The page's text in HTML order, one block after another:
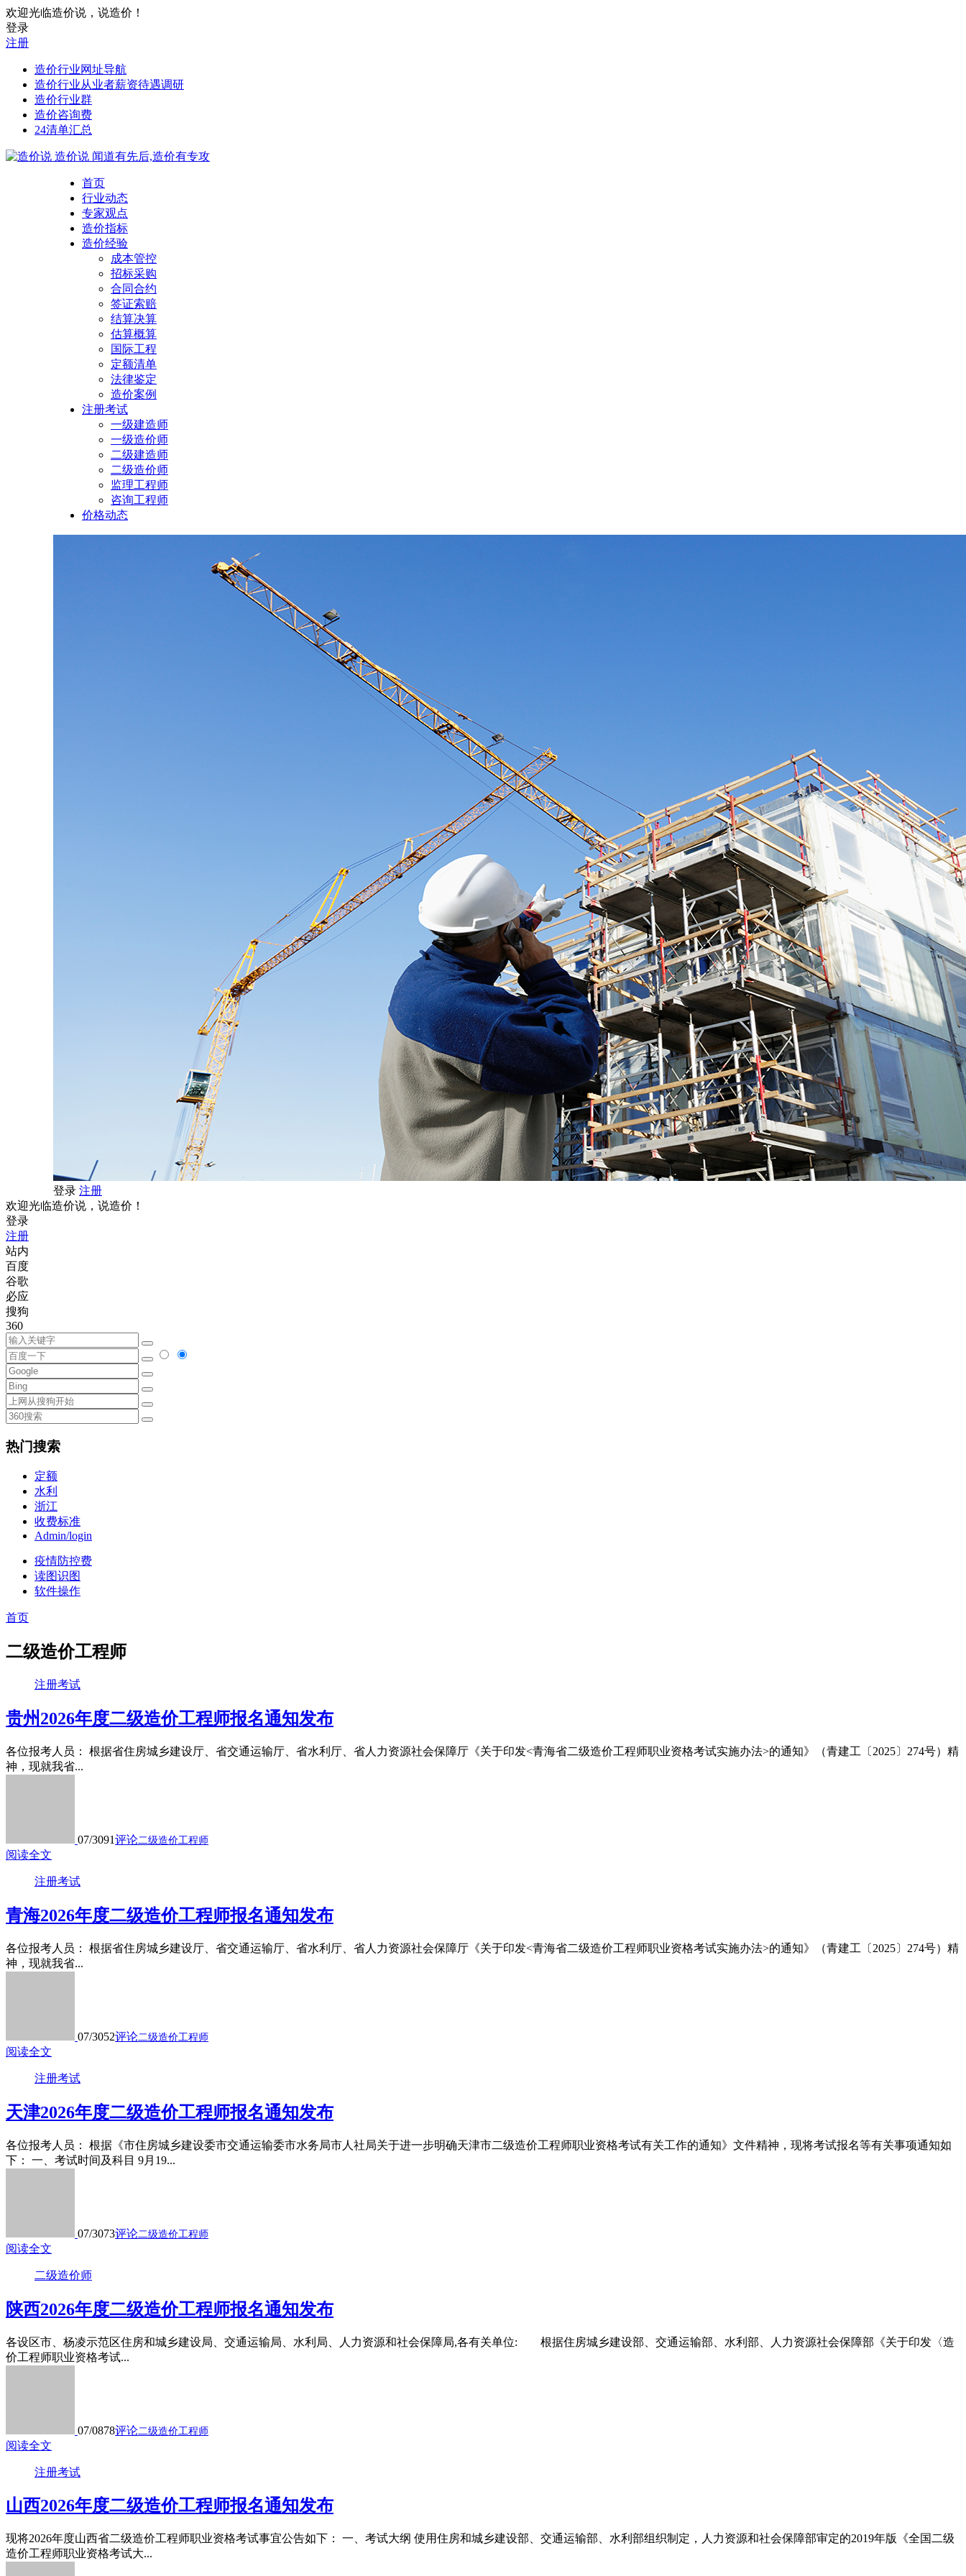
欢迎光临造价说，说造价！
登录
注册
造价行业网址导航
造价行业从业者薪资待遇调研
造价行业群
造价咨询费
24清单汇总
造价说 闻道有先后,造价有专攻
首页
行业动态
专家观点
造价指标
造价经验
成本管控
招标采购
合同合约
签证索赔
结算决算
估算概算
国际工程
定额清单
法律鉴定
造价案例
注册考试
一级建造师
一级造价师
二级建造师
二级造价师
监理工程师
咨询工程师
价格动态
登录 注册
欢迎光临造价说，说造价！
登录
注册
站内
百度
谷歌
必应
搜狗
360
热门搜索
定额
水利
浙江
收费标准
Admin/login
疫情防控费
读图识图
软件操作
首页
二级造价工程师
注册考试
贵州2026年度二级造价工程师报名通知发布
各位报考人员： 根据省住房城乡建设厅、省交通运输厅、省水利厅、省人力资源社会保障厅《关于印发<青海省二级造价工程师职业资格考试实施办法>的通知》（青建工〔2025〕274号）精
神，现就我省...
07/3091评论二级造价工程师
阅读全文
注册考试
青海2026年度二级造价工程师报名通知发布
各位报考人员： 根据省住房城乡建设厅、省交通运输厅、省水利厅、省人力资源社会保障厅《关于印发<青海省二级造价工程师职业资格考试实施办法>的通知》（青建工〔2025〕274号）精
神，现就我省...
07/3052评论二级造价工程师
阅读全文
注册考试
天津2026年度二级造价工程师报名通知发布
各位报考人员： 根据《市住房城乡建设委市交通运输委市水务局市人社局关于进一步明确天津市二级造价工程师职业资格考试有关工作的通知》文件精神，现将考试报名等有关事项通知如
下： 一、考试时间及科目 9月19...
07/3073评论二级造价工程师
阅读全文
二级造价师
陕西2026年度二级造价工程师报名通知发布
各设区市、杨凌示范区住房和城乡建设局、交通运输局、水利局、人力资源和社会保障局,各有关单位: 根据住房城乡建设部、交通运输部、水利部、人力资源社会保障部《关于印发〈造
价工程师职业资格考试...
07/0878评论二级造价工程师
阅读全文
注册考试
山西2026年度二级造价工程师报名通知发布
现将2026年度山西省二级造价工程师职业资格考试事宜公告如下： 一、考试大纲 使用住房和城乡建设部、交通运输部、水利部组织制定，人力资源和社会保障部审定的2019年版《全国二级
造价工程师职业资格考试大...